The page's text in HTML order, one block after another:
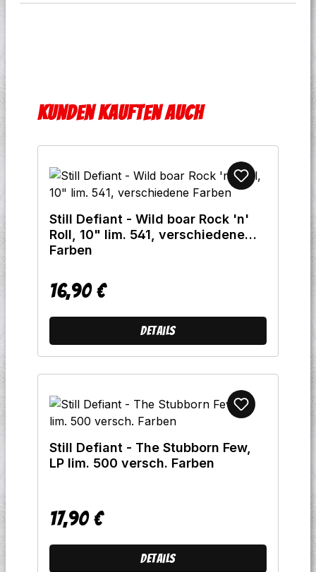
Produktgalerie überspringen
Kunden kauften auch
Still Defiant - Wild boar Rock 'n'
Roll, 10" lim. 541, verschiedene
Farben
Regulärer Preis:
16,90 €
Details
Still Defiant - The Stubborn Few,
LP lim. 500 versch. Farben
Regulärer Preis:
17,90 €
Details